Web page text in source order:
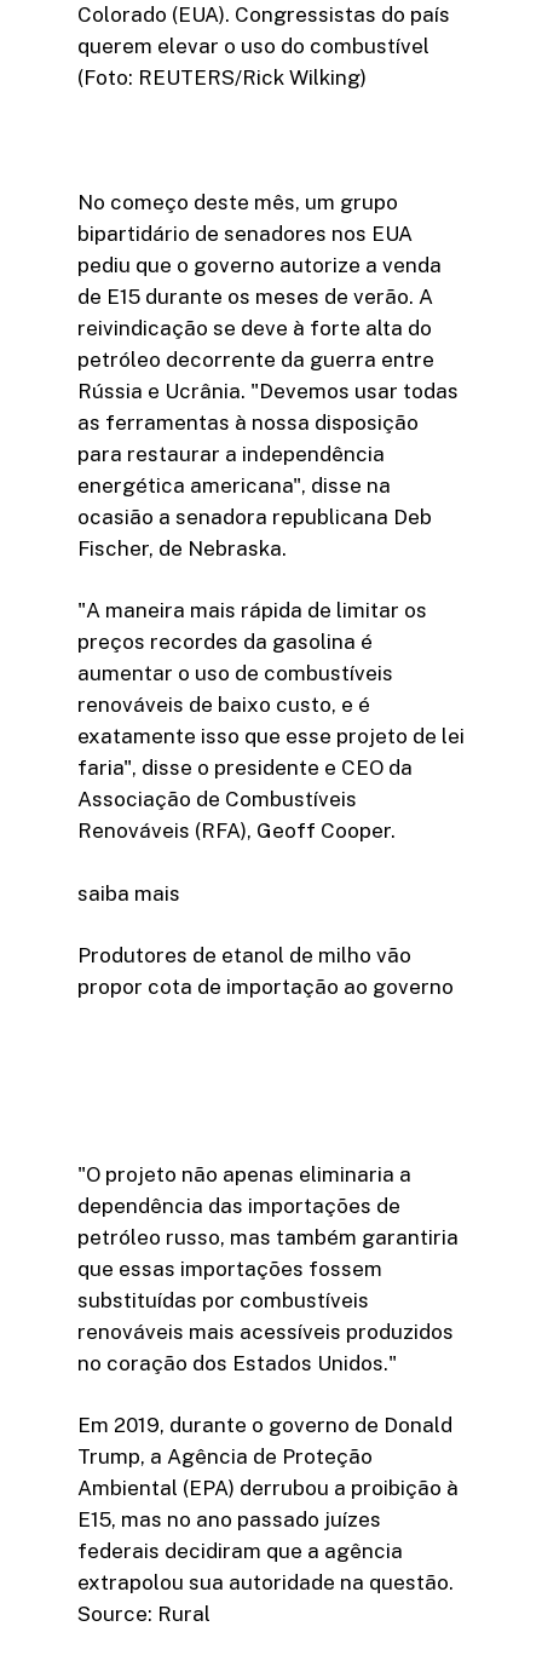
Colorado (EUA). Congressistas do país
querem elevar o uso do combustível
(Foto: REUTERS/Rick Wilking)
No começo deste mês, um grupo
bipartidário de senadores nos EUA
pediu que o governo autorize a venda
de E15 durante os meses de verão. A
reivindicação se deve à forte alta do
petróleo decorrente da guerra entre
Rússia e Ucrânia. "Devemos usar todas
as ferramentas à nossa disposição
para restaurar a independência
energética americana", disse na
ocasião a senadora republicana Deb
Fischer, de Nebraska.
"A maneira mais rápida de limitar os
preços recordes da gasolina é
aumentar o uso de combustíveis
renováveis de baixo custo, e é
exatamente isso que esse projeto de lei
faria", disse o presidente e CEO da
Associação de Combustíveis
Renováveis (RFA), Geoff Cooper.
saiba mais
Produtores de etanol de milho vão
propor cota de importação ao governo
"O projeto não apenas eliminaria a
dependência das importações de
petróleo russo, mas também garantiria
que essas importações fossem
substituídas por combustíveis
renováveis mais acessíveis produzidos
no coração dos Estados Unidos."
Em 2019, durante o governo de Donald
Trump, a Agência de Proteção
Ambiental (EPA) derrubou a proibição à
E15, mas no ano passado juízes
federais decidiram que a agência
extrapolou sua autoridade na questão.
Source: Rural